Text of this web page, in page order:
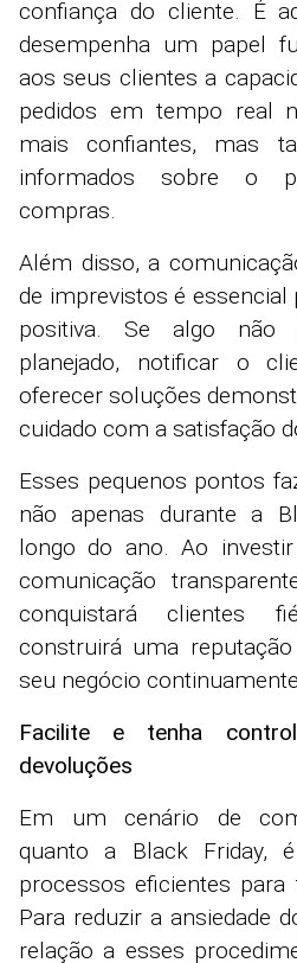
confiança do cliente. É
desempenha um papel
aos seus clientes a
pedidos em tempo real
mais confiantes, mas
informados sobre o
compras.
Além disso, a
de imprevistos é essencial
positiva. Se algo não
planejado, notificar o
oferecer soluções
cuidado com a satisfação
Esses pequenos pontos
não apenas durante a
longo do ano. Ao
comunicação
conquistará clientes
construirá uma
seu negócio
Facilite e tenha
devoluções
Em um cenário de
quanto a Black Friday,
processos eficientes para
Para reduzir a ansiedade
relação a esses